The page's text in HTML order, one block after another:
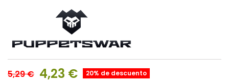
5,29 € 4,23 € 20% de descuento